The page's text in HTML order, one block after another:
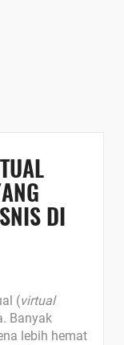
DI
(virtual
Banyak
lebih hemat